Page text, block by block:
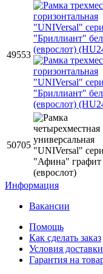
49553
50705
Информация
Вакансии
Помощь
Как сделать заказ
Условия доставки
Гарантия на